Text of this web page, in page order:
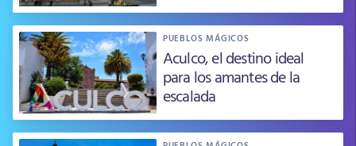
PUEBLOS MÁGICOS
Aculco, el destino ideal
para los amantes de la
escalada